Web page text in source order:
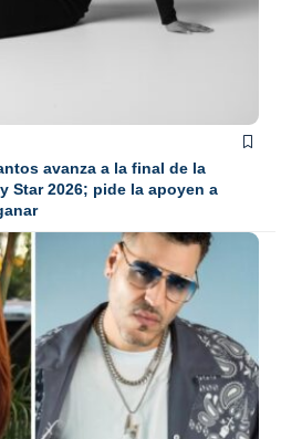
avanza a la final de la
Star 2026; pide la apoyen a